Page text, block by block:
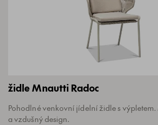
židle Mnautti Radoc
Pohodlné venkovní jídelní židle s
a vzdušný design.